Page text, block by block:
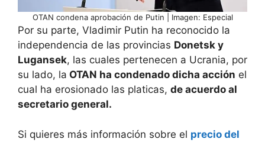
OTAN condena aprobación de Putin | Imagen: Especial
Por su parte, Vladimir Putin ha reconocido la
independencia de las provincias Donetsk y
Lugansek, las cuales pertenecen a Ucrania, por
su lado, la OTAN ha condenado dicha acción el
cual ha erosionado las platicas, de acuerdo al
secretario general.
Si quieres más información sobre el precio del